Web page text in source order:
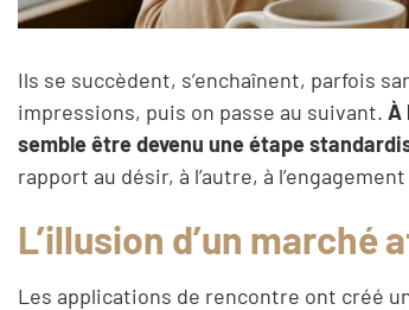
Ils se succèdent, s’enchaînent, parfois
impressions, puis on passe au suivant. À
semble être devenu une étape
rapport au désir, à l’autre, à
L’illusion d’un
Les applications de rencontre ont créé